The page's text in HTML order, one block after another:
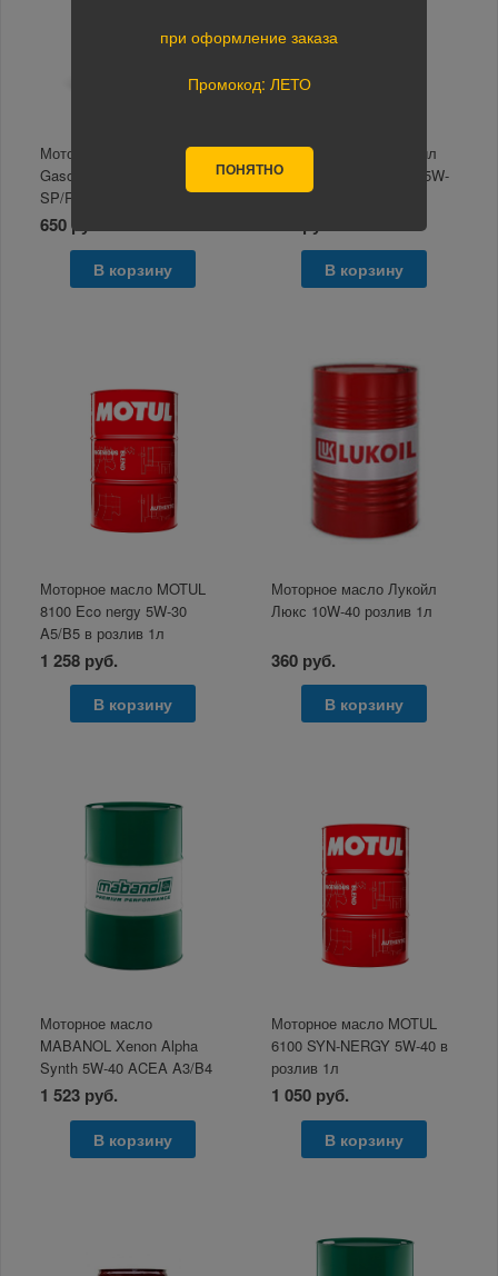
Моторное масло MICKING
Gasoline Oil MG1 5W-30
SP/RC розлив 1л
650 руб.
В корзину
Моторное масло Лукойл
Genesis Armortech FD 5W-
30 в розлив 1л
В корзину
Моторное масло MOTUL
8100 Eco nergy 5W-30
A5/B5 в розлив 1л
1 258 руб.
В корзину
Моторное масло Лукойл
Люкс 10W-40 розлив 1л
360 руб.
В корзину
Моторное масло
MABANOL Xenon Alpha
Synth 5W-40 ACEA A3/B4
1л розлив
1 523 руб.
В корзину
Моторное масло MOTUL
6100 SYN-NERGY 5W-40 в
розлив 1л
1 050 руб.
В корзину
при оформление заказа
Промокод: ЛЕТО
ПОНЯТНО